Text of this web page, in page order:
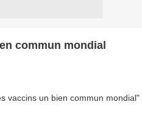
commun mondial